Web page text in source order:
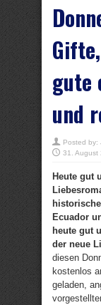
gute
und
Posted by:
31. August
Heute gut
Ecuador
heute gut
der neue
diesen
kostenlos
geladen,